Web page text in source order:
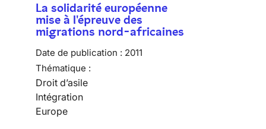
La solidarité européenne
mise à l'épreuve des
migrations nord-africaines
Date de publication : 2011
Thématique :
Droit d’asile
Intégration
Europe